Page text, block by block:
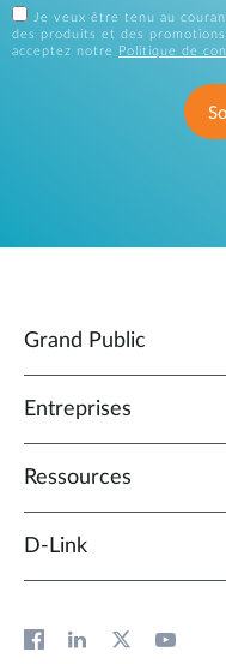
Je veux être tenu au
des produits et des
acceptez notre
Politique de
Grand Public
Entreprises
Ressources
D‑Link